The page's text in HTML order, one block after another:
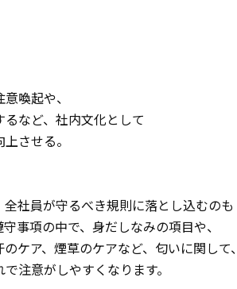
喚起や、
など、社内文化として
させる。
社員が守るべき規則に落とし込むのも
項の中で、身だしなみの項目や、
ア、煙草のケアなど、匂いに関して、
意がしやすくなります。